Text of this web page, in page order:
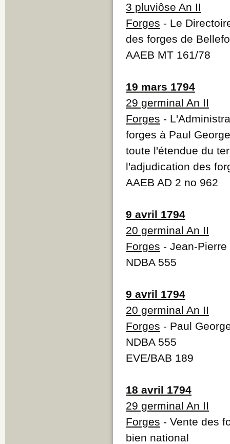
3 pluviôse An II
Forges - Le
des forges de
AAEB MT 161/78
19 mars 1794
29 germinal An II
Forges -
forges à Paul
toute l'étendue du
l'adjudication des
AAEB AD 2 no 962
9 avril 1794
20 germinal An II
Forges - Jean-
NDBA 555
9 avril 1794
20 germinal An II
Forges - Paul
NDBA 555
EVE/BAB 189
18 avril 1794
29 germinal An II
Forges - Vente des
bien national